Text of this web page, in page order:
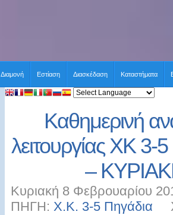
Διαμονή Εστίαση Διασκέδαση Καταστήματα
Καθημερινή
λειτουργίας ΧΚ
–
Κυριακή 8 Φεβρουαρίου
ΠΗΓΗ: Χ.Κ. 3-5 Πηγάδια